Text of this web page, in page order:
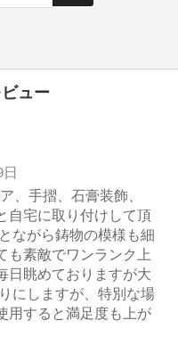
ュー
、手摺、石膏装飾、
自宅に取り付けして頂
ながら鋳物の模様も細
も素敵でワンランク上
日眺めておりますが大
にしますが、特別な場
用すると満足度も上が